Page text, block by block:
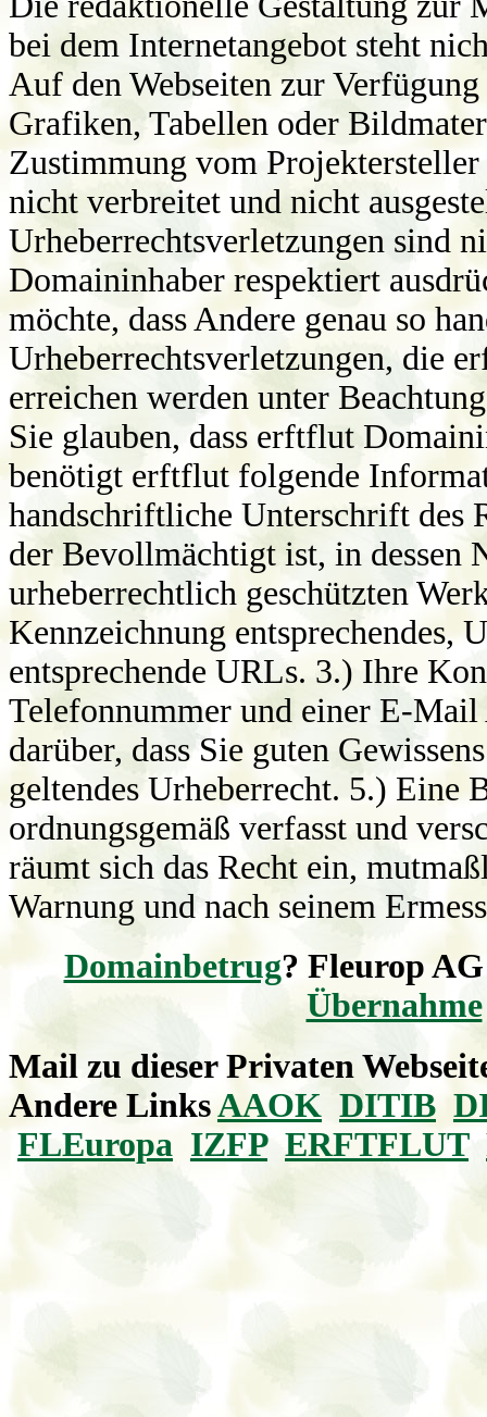
bei dem Internetangebot steht
Auf den Webseiten zur
Grafiken, Tabellen oder
Zustimmung vom
nicht verbreitet und nicht
Urheberrechtsverletzungen sind
Domaininhaber respektiert
möchte, dass Andere genau so
Urheberrechtsverletzungen, die
erreichen werden unter
Sie glauben, dass erftflut
benötigt erftflut folgende
handschriftliche Unterschrift des
der Bevollmächtigt ist, in dessen
urheberrechtlich geschützten
Kennzeichnung entsprechendes,
entsprechende URLs. 3.) Ihre
Telefonnummer und einer E-
darüber, dass Sie guten
geltendes Urheberrecht. 5.) Eine
ordnungsgemäß verfasst und
räumt sich das Recht ein,
Warnung und nach seinem
Domainbetrug? Fleurop
Übernahme
Mail zu dieser Privaten
Andere LinksAAOK DITIB
FLEuropa IZFP ERFTFLUT